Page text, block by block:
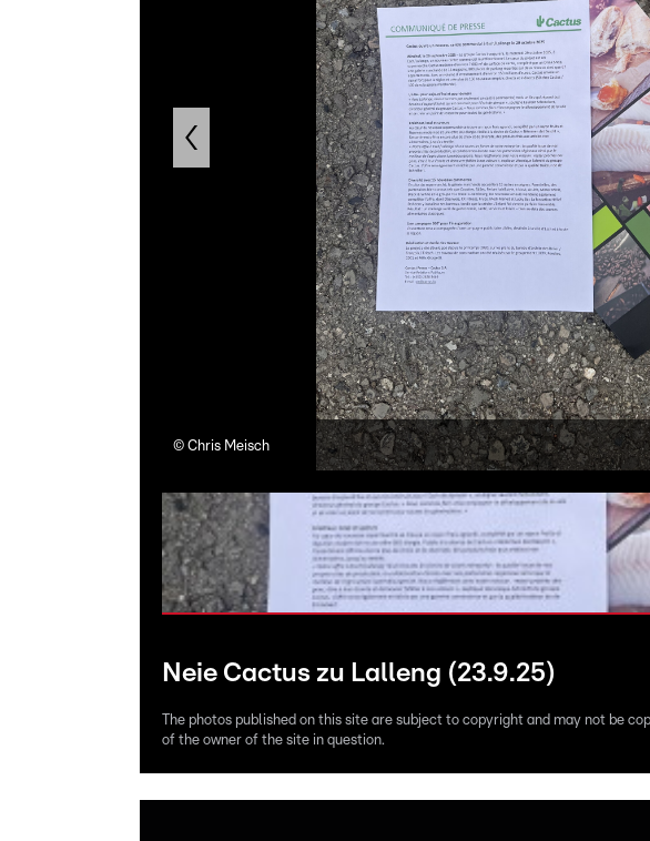
© Chris Meisch
Neie Cactus zu Lalleng (23.9.25)
The photos published on this site are subject to copyright and may not be
of the owner of the site in question.